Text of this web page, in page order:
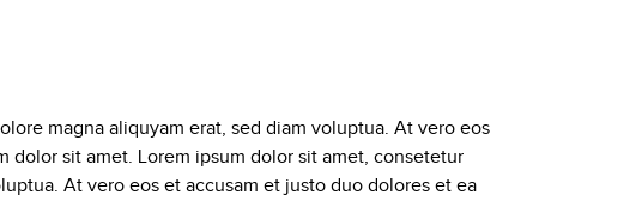
magna aliquyam erat, sed diam voluptua. At vero eos
dolor sit amet. Lorem ipsum dolor sit amet, consetetur
At vero eos et accusam et justo duo dolores et ea